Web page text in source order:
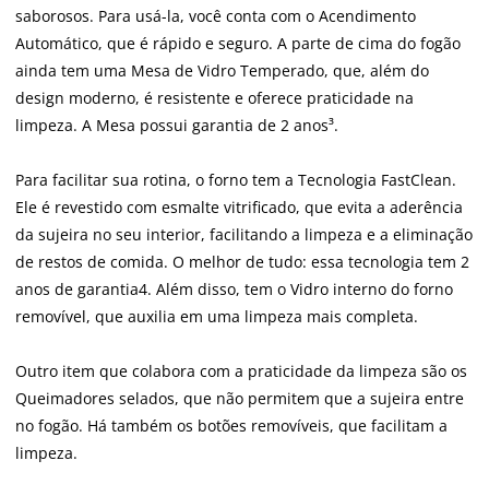
saborosos. Para usá-la, você conta com o Acendimento
Automático, que é rápido e seguro. A parte de cima do fogão
ainda tem uma Mesa de Vidro Temperado, que, além do
design moderno, é resistente e oferece praticidade na
limpeza. A Mesa possui garantia de 2 anos³.
Para facilitar sua rotina, o forno tem a Tecnologia FastClean.
Ele é revestido com esmalte vitrificado, que evita a aderência
da sujeira no seu interior, facilitando a limpeza e a eliminação
de restos de comida. O melhor de tudo: essa tecnologia tem 2
anos de garantia4. Além disso, tem o Vidro interno do forno
removível, que auxilia em uma limpeza mais completa.
Outro item que colabora com a praticidade da limpeza são os
Queimadores selados, que não permitem que a sujeira entre
no fogão. Há também os botões removíveis, que facilitam a
limpeza.